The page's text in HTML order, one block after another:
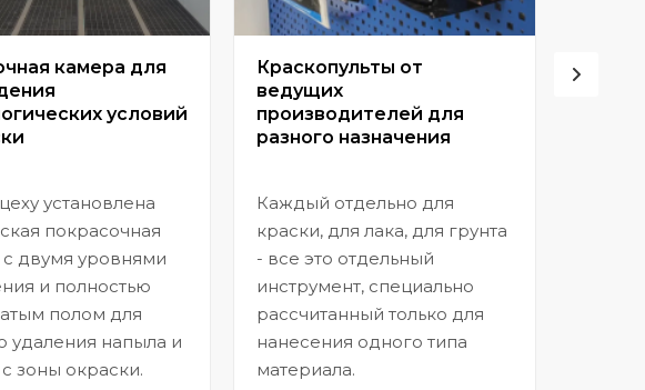
камера для
условий
установлена
покрасочная
двумя уровнями
и полностью
полом для
удаления напыла и
зоны окраски.
Краскопульты от
ведущих
производителей для
разного назначения
Каждый отдельно для
краски, для лака, для грунта
- все это отдельный
инструмент, специально
рассчитанный только для
нанесения одного типа
материала.